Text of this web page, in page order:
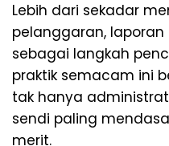
Lebih dari sekadar
pelanggaran,
sebagai langkah
praktik semacam ini
tak hanya
sendi paling
merit.